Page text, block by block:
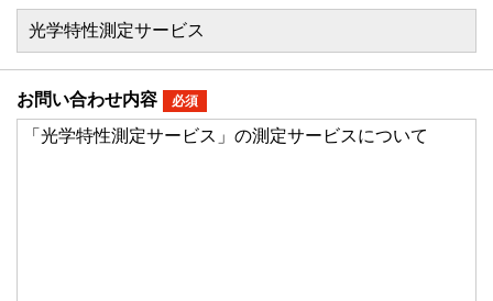
お問い合わせ内容 必須